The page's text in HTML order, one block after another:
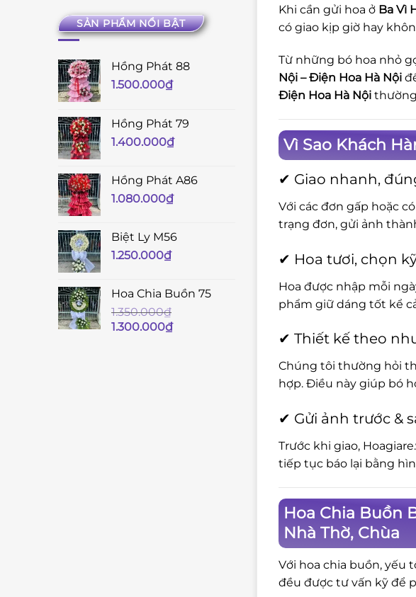
SẢN PHẨM NỔI BẬT
Hồng Phát 88
1.500.000₫
Hồng Phát 79
1.400.000₫
Hồng Phát A86
1.080.000₫
Biệt Ly M56
1.250.000₫
Hoa Chia Buồn 75
1.350.000₫
Giá
1.300.000₫Giá
Khi cần gửi hoa ở Ba Vì
có giao kịp giờ hay
Từ những bó hoa nhỏ
Nội – Điện Hoa Hà Nội
Điện Hoa Hà Nội
Vì Sao Khách
✔ Giao nhanh,
Với các đơn gấp hoặc
trạng đơn, gửi ảnh
✔ Hoa tươi, chọn
Hoa được nhập mỗi
phẩm giữ dáng tốt kể
✔ Thiết kế theo
Chúng tôi thường hỏi
hợp. Điều này giúp bó
✔ Gửi ảnh trước &
Trước khi giao,
tiếp tục báo lại bằng
Hoa Chia Buồn
Nhà Thờ, Chùa
Với hoa chia buồn, yếu
đều được tư vấn kỹ để